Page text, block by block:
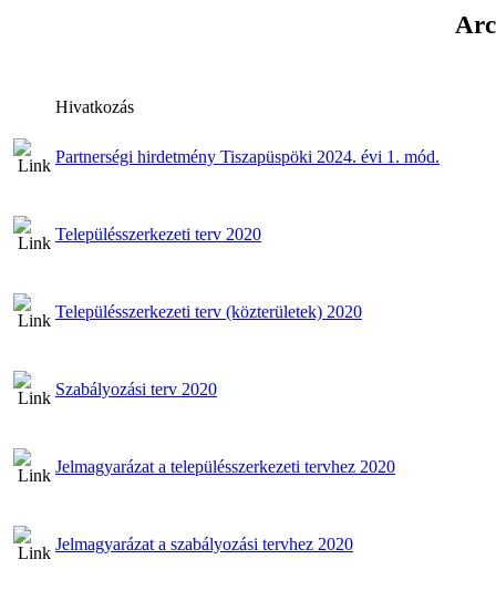
Hivatkozás
Partnerségi hirdetmény Tiszapüspöki 2024. évi 1. mód.
Településszerkezeti terv 2020
Településszerkezeti terv (közterületek) 2020
Szabályozási terv 2020
Jelmagyarázat a településszerkezeti tervhez 2020
Jelmagyarázat a szabályozási tervhez 2020